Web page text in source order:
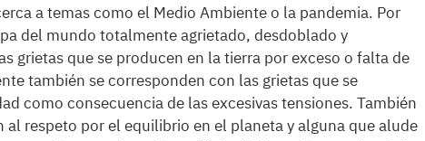
a temas como el Medio Ambiente o la pandemia. Por
del mundo totalmente agrietado, desdoblado y
grietas que se producen en la tierra por exceso o falta de
también se corresponden con las grietas que se
como consecuencia de las excesivas tensiones. También
al respeto por el equilibrio en el planeta y alguna que alude